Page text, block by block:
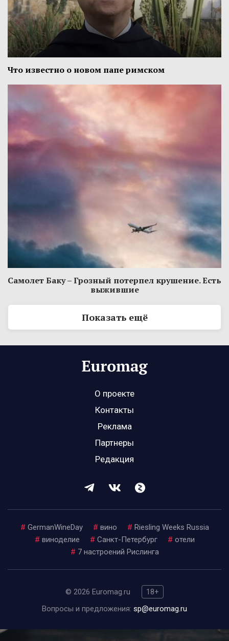
Что известно о новом папе римском
Самолет Баку – Грозный потерпел крушение. Есть
выжившие
Показать ещё
О проекте
Контакты
Реклама
Партнеры
Редакция
# GermanWineDay # вино # Riesling Weeks Russia
# виноделие # Санкт-Петербург # отели
# 7 настроений Рислинга
© 2026 Euromag.ru
18+
Вопросы и предложения: sp@euromag.ru